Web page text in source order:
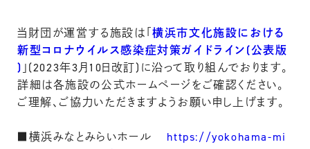
当財団が運営する施設は「横浜市文化施設における
新型コロナウイルス感染症対策ガイドライン(公表版
) 」(2023年3月10日改訂)に沿って取り組んでおります。
詳細は各施設の公式ホームページをご確認ください。
ご理解、ご協力いただきますようお願い申し上げます。
■横浜みなとみらいホール https://yokohama-mi